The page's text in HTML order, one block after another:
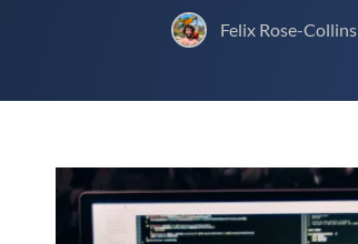
Felix Rose-Collins